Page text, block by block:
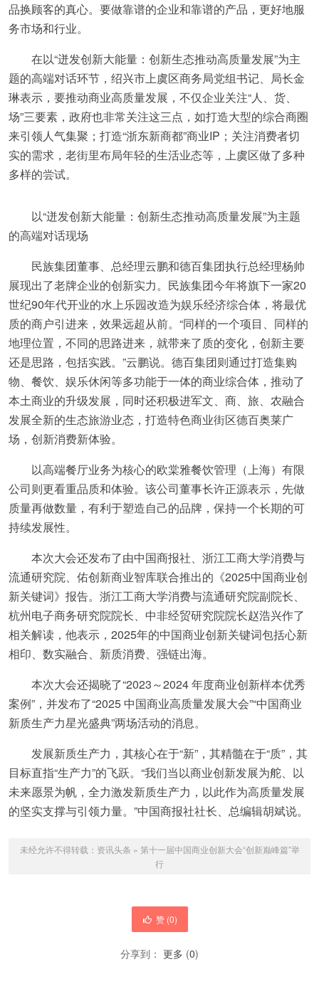
品换顾客的真心。要做靠谱的企业和靠谱的产品，更好地服
务市场和行业。
在以“迸发创新大能量：创新生态推动高质量发展”为主
题的高端对话环节，绍兴市上虞区商务局党组书记、局长金
琳表示，要推动商业高质量发展，不仅企业关注“人、货、
场”三要素，政府也非常关注这三点，如打造大型的综合商圈
来引领人气集聚；打造“浙东新商都”商业IP；关注消费者切
实的需求，老街里布局年轻的生活业态等，上虞区做了多种
多样的尝试。
以“迸发创新大能量：创新生态推动高质量发展”为主题
的高端对话现场
民族集团董事、总经理云鹏和德百集团执行总经理杨帅
展现出了老牌企业的创新实力。民族集团今年将旗下一家20
世纪90年代开业的水上乐园改造为娱乐经济综合体，将最优
质的商户引进来，效果远超从前。“同样的一个项目、同样的
地理位置，不同的思路进来，就带来了质的变化，创新主要
还是思路，包括实践。”云鹏说。德百集团则通过打造集购
物、餐饮、娱乐休闲等多功能于一体的商业综合体，推动了
本土商业的升级发展，同时还积极进军文、商、旅、农融合
发展全新的生态旅游业态，打造特色商业街区德百奥莱广
场，创新消费新体验。
以高端餐厅业务为核心的欧棠雅餐饮管理（上海）有限
公司则更看重品质和体验。该公司董事长许正源表示，先做
质量再做数量，有利于塑造自己的品牌，保持一个长期的可
持续发展性。
本次大会还发布了由中国商报社、浙江工商大学消费与
流通研究院、佑创新商业智库联合推出的《2025中国商业创
新关键词》报告。浙江工商大学消费与流通研究院副院长、
杭州电子商务研究院院长、中非经贸研究院院长赵浩兴作了
相关解读，他表示，2025年的中国商业创新关键词包括心新
相印、数实融合、新质消费、强链出海。
本次大会还揭晓了“2023～2024 年度商业创新样本优秀
案例”，并发布了“2025 中国商业高质量发展大会”“中国商业
新质生产力星光盛典”两场活动的消息。
发展新质生产力，其核心在于“新”，其精髓在于“质”，其
目标直指“生产力”的飞跃。“我们当以商业创新发展为舵、以
未来愿景为帆，全力激发新质生产力，以此作为高质量发展
的坚实支撑与引领力量。”中国商报社社长、总编辑胡斌说。
未经允许不得转载： 资讯头条 » 第十一届中国商业创新大会“创新巅峰篇”举
行
赞 (0)
分享到： 更多 (0)